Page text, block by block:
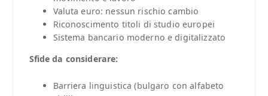
Valuta euro: nessun rischio cambio
Riconoscimento titoli di studio europei
Sistema bancario moderno e digitalizzato
Sfide da considerare:
Barriera linguistica (bulgaro con alfabeto